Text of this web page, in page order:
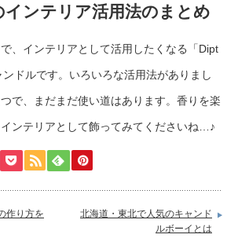
インテリア活用法のまとめ
、インテリアとして活用したくなる「Dipt
ドルです。いろいろな活用法がありまし
で、まだまだ使い道はあります。香りを楽
ンテリアとして飾ってみてくださいね…♪
作り方を
北海道・東北で人気のキャンド
ルボーイとは